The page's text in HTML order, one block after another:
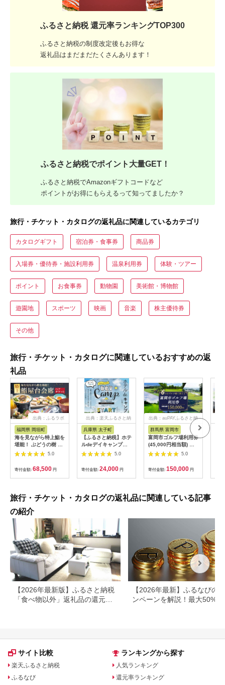
ふるさと納税 還元率ランキングTOP300
ふるさと納税の制度改定後もお得な
返礼品はまだまだたくさんあります！
ふるさと納税でポイント大量GET！
ふるさと納税でAmazonギフトコードなど
ポイントがお得にもらえるって知ってましたか？
旅行・チケット・カタログの返礼品に関連しているカテゴリ
カタログギフト 宿泊券・食事券 商品券
入場券・優待券・施設利用券 温泉利用券 体験・ツアー
ポイント お食事券 動物園 美術館・博物館
遊園地 スポーツ 映画 音楽 株主優待券
その他
旅行・チケット・カタログに関連しているおすすめの返
礼品
出典：ふるラボ
福岡県 岡垣町
海を見ながら特上鮨を
堪能！ ぶどうの樹 鮨
屋台ペア お食事券 海
鮮 海 屋台 食事 ペア
福岡県 岡垣町
5.0
寄付金額: 68,500 円
出典：楽天ふるさと納
兵庫県 太子町
【ふるさと納税】ホテ
ルdeデイキャンプ体
験チケット
【1364991】
5.0
寄付金額: 24,000 円
出典：auPAYふるさと納
群馬県 富岡市
富岡市ゴルフ場利用券
(45,000円相当額) ゴ
ルフ チケット 平日 土
日 祝日 プレー券 関東
群馬県 首都圏 F20E-
382
5.0
寄付金額: 150,000 円
旅行・チケット・カタログの返礼品に関連している記事
の紹介
【2026年最新版】ふるさと納税
「食べ物以外」返礼品の還元率
【2026年最新】ふるなびの
ンペーンを解説！最大50%還
サイト比較
楽天ふるさと納税
ふるなび
ランキングから探す
人気ランキング
還元率ランキング